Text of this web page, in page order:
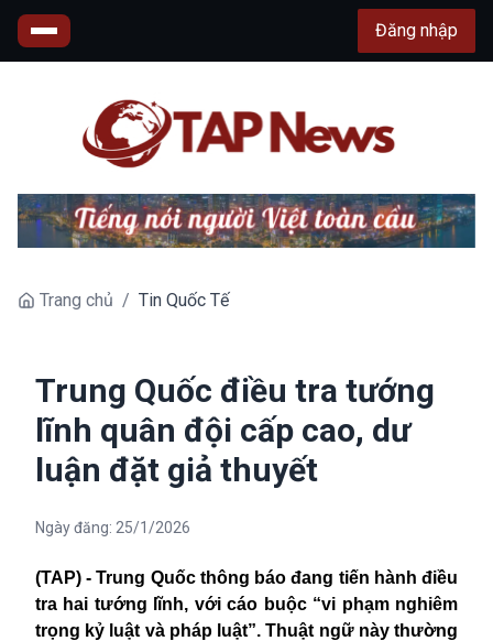
Đăng nhập
Trang chủ / Tin Quốc Tế
Trung Quốc điều tra tướng
lĩnh quân đội cấp cao, dư
luận đặt giả thuyết
Ngày đăng: 25/1/2026
(TAP) - Trung Quốc thông báo đang tiến hành điều
tra hai tướng lĩnh, với cáo buộc “vi phạm nghiêm
trọng kỷ luật và pháp luật”. Thuật ngữ này thường